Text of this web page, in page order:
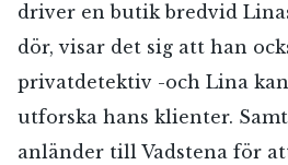
driver en butik bredvid
dör, visar det sig att han
privatdetektiv -och Lina
utforska hans klienter.
anländer till Vadstena för